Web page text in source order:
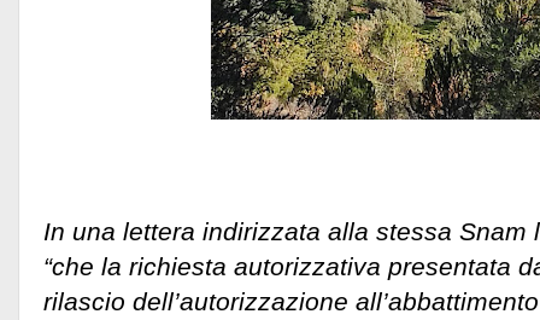
In una lettera indirizzata alla stessa Snam
“che la richiesta autorizzativa presentata
rilascio dell’autorizzazione